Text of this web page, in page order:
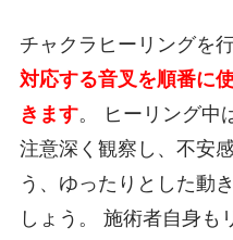
チャクラヒーリングを
対応する音叉を順番に
きます。 ヒーリング中
注意深く観察し、不安
う、ゆったりとした動
しょう。 施術者自身も